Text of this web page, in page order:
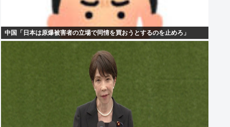
中国「日本は原爆被害者の立場で同情を買おうとするのを止めろ」